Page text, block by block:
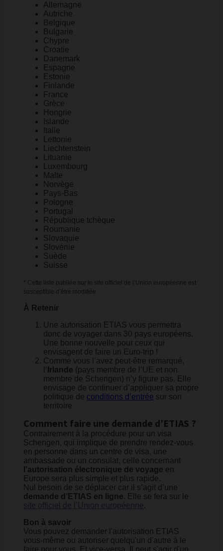
Allemagne
Autriche
Belgique
Bulgarie
Chypre
Croatie
Danemark
Espagne
Estonie
Finlande
France
Grèce
Hongrie
Islande
Italie
Lettonie
Liechtenstein
Lituanie
Luxembourg
Malte
Norvège
Pays-Bas
Pologne
Portugal
République tchèque
Roumanie
Slovaquie
Slovénie
Suède
Suisse
* Cette liste publiée sur le site officiel de l’Union européenne est
susceptible d’être modifiée.
À Retenir
Une autorisation ETIAS vous permettra
donc de voyager dans 30 pays européens.
Une bonne nouvelle pour ceux qui
envisagent de faire un Euro-trip !
Comme vous l’avez peut-être remarqué,
l’ Irlande (pays membre de l’UE et non
membre de Schengen) n’y figure pas. Elle
envisage de continuer d’appliquer sa propre
politique de conditions d’entrée sur son
territoire
Comment faire une demande d’ETIAS ?
Contrairement à la procédure pour un visa
Schengen, qui implique de prendre rendez-vous
en personne dans un centre de visa, une
ambassade ou un consulat, celle concernant
l’autorisation électronique de voyage en
Europe sera plus simple et plus rapide.
Nul besoin de se déplacer car il s’agit d’une
demande d’ETIAS en ligne. Elle se fera sur le
site officiel de l’Union européenne.
Bon à savoir
Vous pouvez demander l'autorisation ETIAS
vous-même ou autoriser quelqu'un d'autre à le
faire pour vous. Et vice-versa. Il peut s'agir d'un